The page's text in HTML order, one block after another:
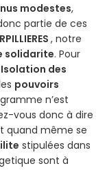
modestes,
partie de ces
, notre
solidarite. Pour
des
pouvoirs
n’est
vous donc à dire
quand même se
stipulées dans
sont à